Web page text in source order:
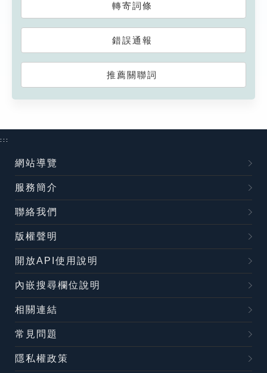
轉寄詞條
錯誤通報
推薦關聯詞
:::
網站導覽
服務簡介
聯絡我們
版權聲明
開放API使用說明
內嵌搜尋欄位說明
相關連結
常見問題
隱私權政策